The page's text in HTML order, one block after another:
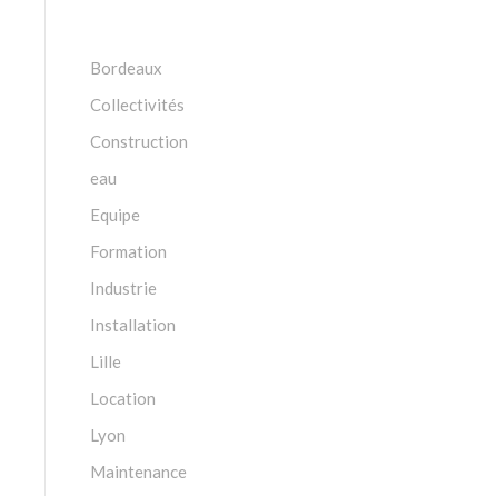
Bordeaux
Collectivités
Construction
eau
Equipe
Formation
Industrie
Installation
Lille
Location
Lyon
Maintenance